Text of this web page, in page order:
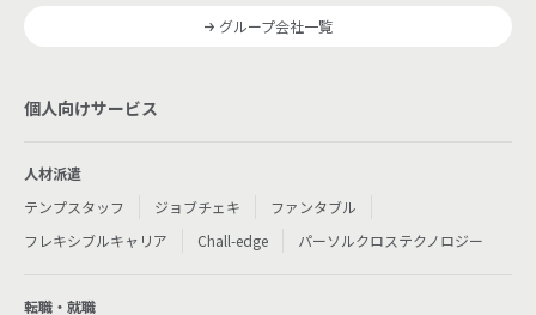
グループ会社一覧
個人向けサービス
人材派遣
テンプスタッフ
ジョブチェキ
ファンタブル
フレキシブルキャリア
Chall-edge パーソルクロステクノロジー
転職・就職